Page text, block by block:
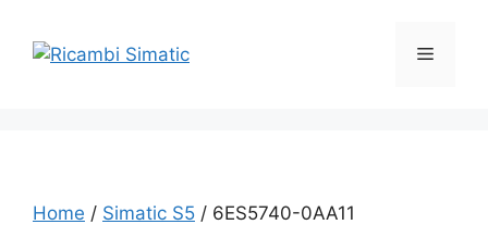
contenuto
Menu
Home / Simatic S5 / 6ES5740-0AA11